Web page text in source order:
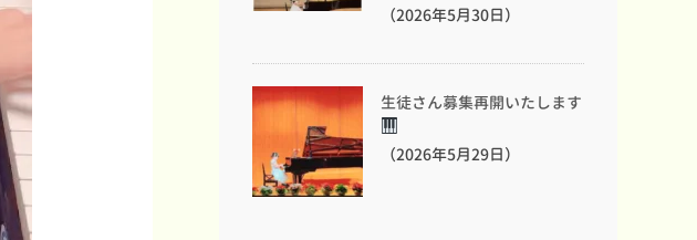
（2026年5月30日）
生徒さん募集再開いたします
（2026年5月29日）